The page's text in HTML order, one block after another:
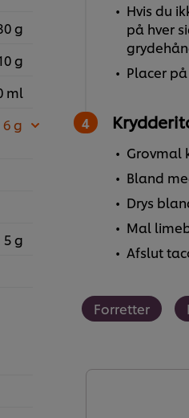
g
g
ml
6 g
5 g
Hvis du
på hver
Placer
Grovmal
Bland
Drys
Mal
Afslut
Forretter